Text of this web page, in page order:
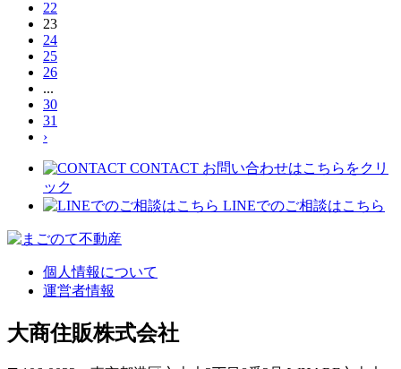
22
23
24
25
26
...
30
31
›
CONTACT お問い合わせはこちらをクリ
ック
LINEでのご相談はこちら
個人情報について
運営者情報
大商住販株式会社